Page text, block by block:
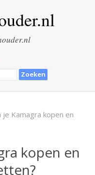
je Kamagra kopen en
kopen en